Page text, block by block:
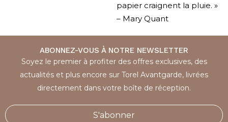
papier craignent la pluie. »
– Mary Quant
ABONNEZ-VOUS À NOTRE NEWSLETTER
Soyez le premier à profiter des offres exclusives, des
actualités et plus encore sur Torel Avantgarde, livrées
directement dans votre boîte de réception.
S'abonner